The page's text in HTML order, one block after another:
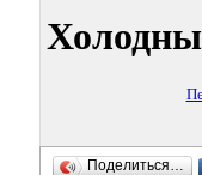
Поделиться…